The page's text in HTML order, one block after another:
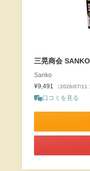
三晃商会
Sanko
¥9,491
（2026/07/11
口コミを見る